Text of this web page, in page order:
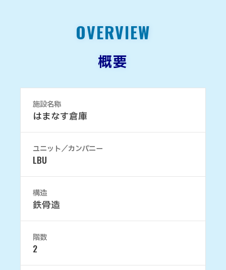
OVERVIEW
概要
施設名称
はまなす倉庫
ユニット／カンパニー
LBU
構造
鉄骨造
階数
2